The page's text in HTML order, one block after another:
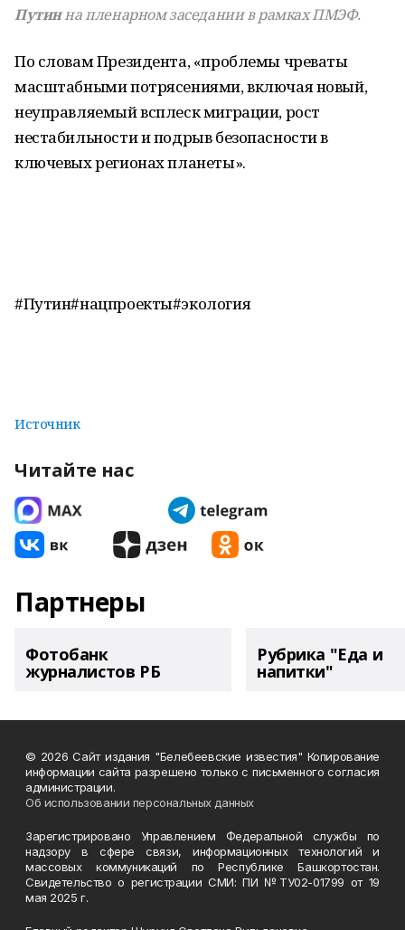
Путинна пленарном заседании в рамках ПМЭФ.
По словам Президента, «проблемы чреваты
масштабными потрясениями, включая новый,
неуправляемый всплеск миграции, рост
нестабильности и подрыв безопасности в
ключевых регионах планеты».
#Путин#нацпроекты#экология
Источник
Читайте нас
Партнеры
Фотобанк
журналистов РБ
Рубрика "Еда и
напитки"
© 2026 Сайт издания "Белебеевские известия" Копирование
информации сайта разрешено только с письменного согласия
администрации.
Об использовании персональных данных
Зарегистрировано Управлением Федеральной службы по
надзору в сфере связи, информационных технологий и
массовых коммуникаций по Республике Башкортостан.
Свидетельство о регистрации СМИ: ПИ №ТУ02-01799 от 19
мая 2025 г.